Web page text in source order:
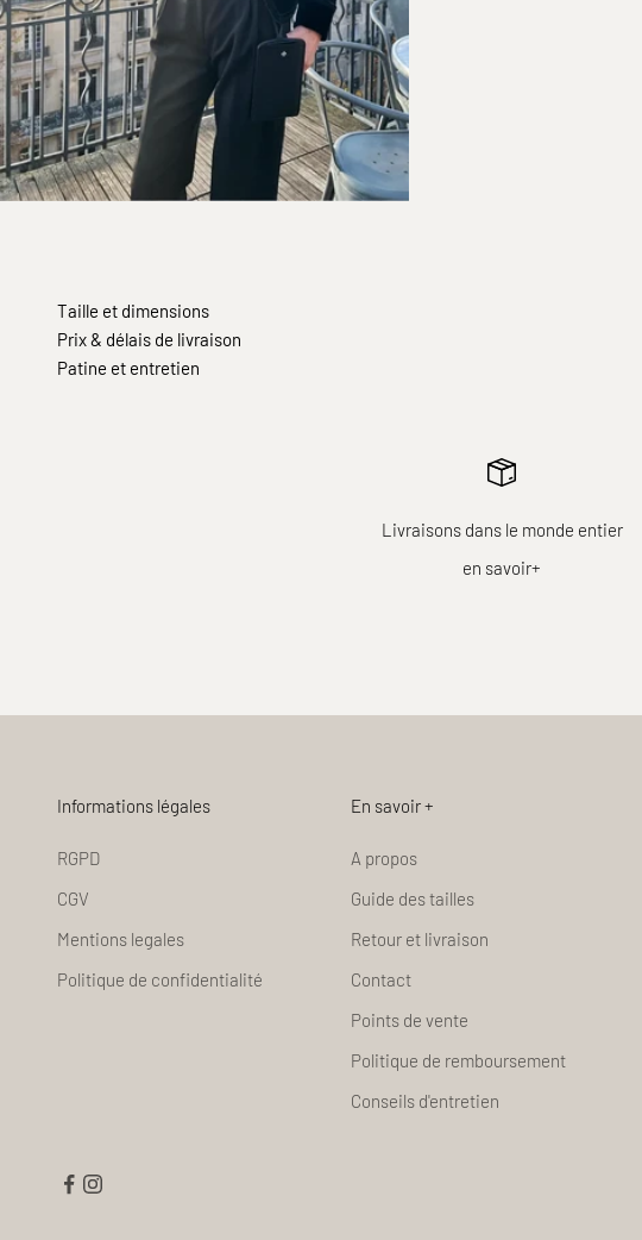
Taille et dimensions
Prix & délais de livraison
Patine et entretien
Livraisons dans le monde entier
en savoir+
Informations légales
RGPD
CGV
Mentions legales
Politique de confidentialité
En savoir +
A propos
Guide des tailles
Retour et livraison
Contact
Points de vente
Politique de remboursement
Conseils d'entretien